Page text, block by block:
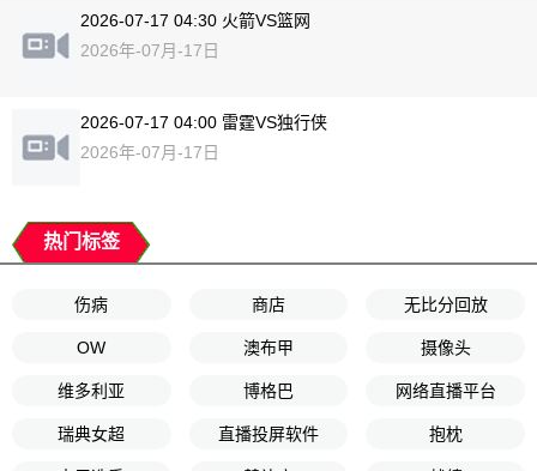
2026-07-17 04:30 火箭VS篮网
2026年-07月-17日
2026-07-17 04:00 雷霆VS独行侠
2026年-07月-17日
热门标签
伤病 商店 无比分回放
OW 澳布甲 摄像头
维多利亚 博格巴 网络直播平台
瑞典女超 直播投屏软件 抱枕